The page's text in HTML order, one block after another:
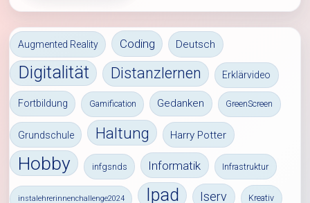
Augmented Reality Coding Deutsch
Digitalität Distanzlernen Erklärvideo
Fortbildung Gamification Gedanken GreenScreen
Grundschule Haltung Harry Potter
Hobby infgsnds Informatik Infrastruktur
instalehrerinnenchallenge2024 Ipad Iserv Kreativ